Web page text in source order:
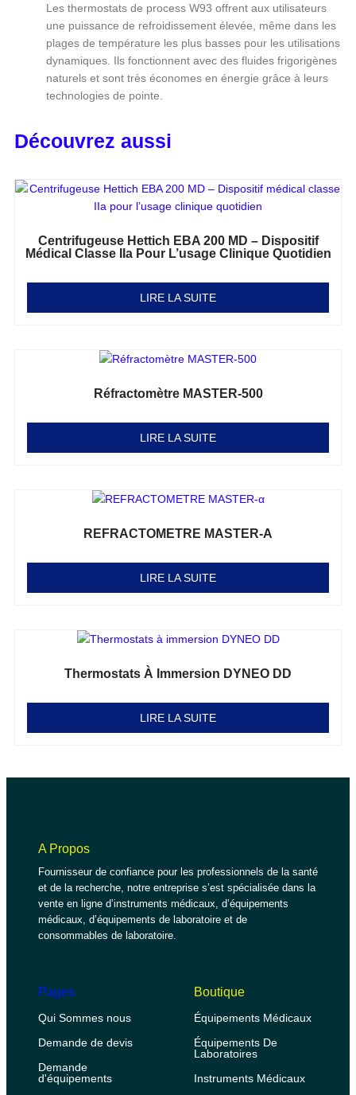
Les thermostats de process W93 offrent aux utilisateurs
une puissance de refroidissement élevée, même dans les
plages de température les plus basses pour les utilisations
dynamiques. Ils fonctionnent avec des fluides frigorigènes
naturels et sont très économes en énergie grâce à leurs
technologies de pointe.
Découvrez aussi
Centrifugeuse Hettich EBA 200 MD – Dispositif
Médical Classe IIa Pour L’usage Clinique Quotidien
LIRE LA SUITE
Réfractomètre MASTER-500
LIRE LA SUITE
REFRACTOMETRE MASTER-Α
LIRE LA SUITE
Thermostats À Immersion DYNEO DD
LIRE LA SUITE
A Propos
Fournisseur de confiance pour les professionnels de la santé
et de la recherche, notre entreprise s’est spécialisée dans la
vente en ligne d’instruments médicaux, d’équipements
médicaux, d’équipements de laboratoire et de
consommables de laboratoire.
Pages
Qui Sommes nous
Demande de devis
Demande
d'équipements
Boutique
Équipements Médicaux
Équipements De
Laboratoires
Instruments Médicaux